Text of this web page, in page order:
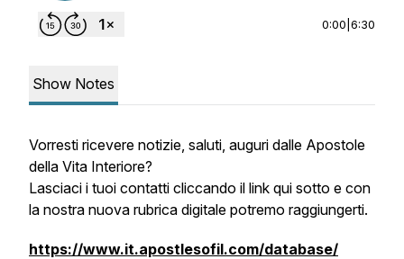
0:00 6:30
Show Notes
Vorresti ricevere notizie, saluti, auguri dalle Apostole
della Vita Interiore?
Lasciaci i tuoi contatti cliccando il link qui sotto e con
la nostra nuova rubrica digitale potremo raggiungerti.
https://www.it.apostlesofil.com/database/